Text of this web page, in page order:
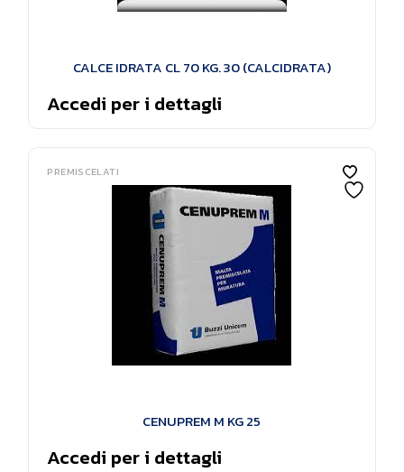
CALCE IDRATA CL 70 KG. 30 (CALCIDRATA)
Accedi per i dettagli
PREMISCELATI
CENUPREM M KG 25
Accedi per i dettagli